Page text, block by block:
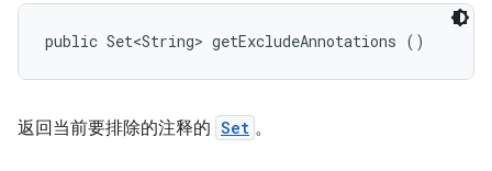
public Set<String> getExcludeAnnotations ()
返回当前要排除的注释的 Set 。